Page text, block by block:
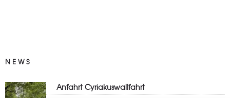
NEWS
Anfahrt Cyriakuswallfahrt